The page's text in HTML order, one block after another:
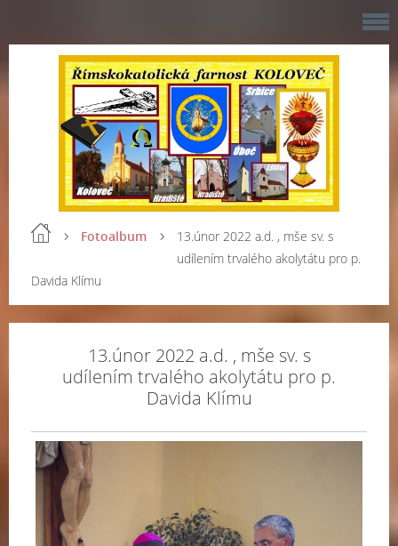
Fotoalbum
13.únor 2022 a.d. , mše sv. s
udílením trvalého akolytátu pro p.
Davida Klímu
13.únor 2022 a.d. , mše sv. s
udílením trvalého akolytátu pro p.
Davida Klímu